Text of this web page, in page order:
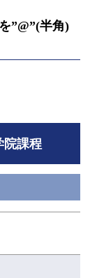
”@”(半角)
院課程